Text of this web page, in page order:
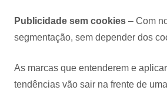
Publicidade sem cookies – Com
segmentação, sem depender dos
As marcas que entenderem e
tendências vão sair na frente de